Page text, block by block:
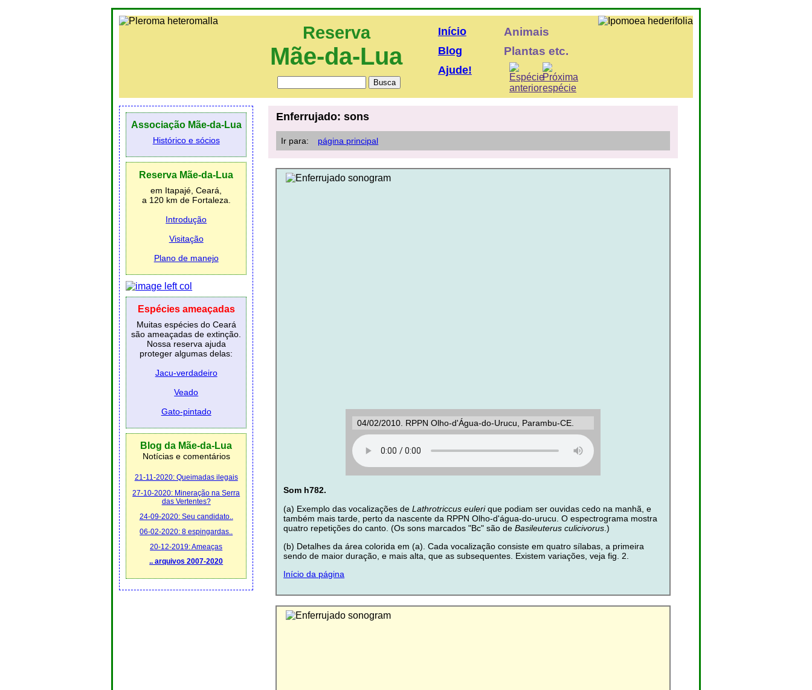
Reserva
Mãe-da-Lua
Início
Blog
Ajude!
Animais
Plantas etc.
Associação Mãe-da-Lua
Histórico e sócios
Reserva Mãe-da-Lua
em Itapajé, Ceará,
a 120 km de Fortaleza.
Introdução
Visitação
Plano de manejo
Espécies ameaçadas
Muitas espécies do Ceará
são ameaçadas de extinção.
Nossa reserva ajuda
proteger algumas delas:
Jacu-verdadeiro
Veado
Gato-pintado
Blog da Mãe-da-Lua
Notícias e comentários
21-11-2020: Queimadas ilegais
27-10-2020: Mineração na Serra
das Vertentes?
24-09-2020: Seu candidato..
06-02-2020: 8 espingardas..
20-12-2019: Ameaças
.. arquivos 2007-2020
Enferrujado: sons
Ir para: página principal
04/02/2010. RPPN Olho-d'Água-do-Urucu, Parambu-CE.
Som h782.
(a) Exemplo das vocalizações deLathrotriccus eulerique podiam ser ouvidas cedo na manhã, e
também mais tarde, perto da nascente da RPPN Olho-d'água-do-urucu. O espectrograma mostra
quatro repetições do canto. (Os sons marcados "Bc" são deBasileuterus culicivorus .)
(b) Detalhes da área colorida em (a). Cada vocalização consiste em quatro sílabas, a primeira
sendo de maior duração, e mais alta, que as subsequentes. Existem variações, veja fig. 2.
Início da página